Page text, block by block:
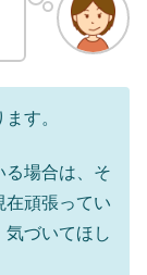
す。
る場合は、そ
在頑張ってい
気づいてほし